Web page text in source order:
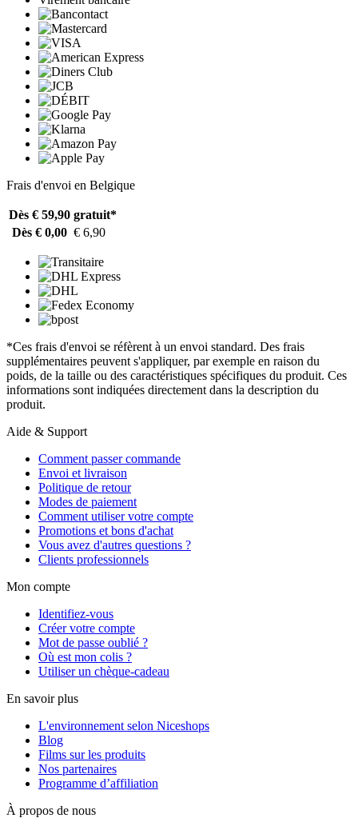
Frais d'envoi en Belgique
Dès € 59,90 gratuit*
Dès € 0,00 € 6,90
*Ces frais d'envoi se réfèrent à un envoi standard. Des frais
supplémentaires peuvent s'appliquer, par exemple en raison du
poids, de la taille ou des caractéristiques spécifiques du produit. Ces
informations sont indiquées directement dans la description du
produit.
Aide & Support
Comment passer commande
Envoi et livraison
Politique de retour
Modes de paiement
Comment utiliser votre compte
Promotions et bons d'achat
Vous avez d'autres questions ?
Clients professionnels
Mon compte
Identifiez-vous
Créer votre compte
Mot de passe oublié ?
Où est mon colis ?
Utiliser un chèque-cadeau
En savoir plus
L'environnement selon Niceshops
Blog
Films sur les produits
Nos partenaires
Programme d’affiliation
À propos de nous